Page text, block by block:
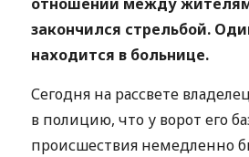
закончился стрельбой.
находится в больнице.
Сегодня на рассвете
в полицию, что у ворот его
происшествия немедленно